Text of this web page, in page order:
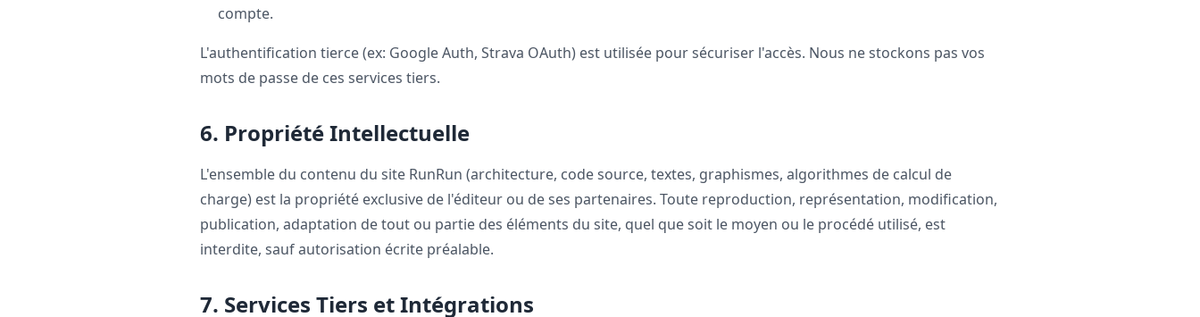
compte.
L'authentification tierce (ex: Google Auth, Strava OAuth) est utilisée pour sécuriser l'accès. Nous ne stockons pas vos
mots de passe de ces services tiers.
6. Propriété Intellectuelle
L'ensemble du contenu du site RunRun (architecture, code source, textes, graphismes, algorithmes de calcul de
charge) est la propriété exclusive de l'éditeur ou de ses partenaires. Toute reproduction, représentation, modification,
publication, adaptation de tout ou partie des éléments du site, quel que soit le moyen ou le procédé utilisé, est
interdite, sauf autorisation écrite préalable.
7. Services Tiers et Intégrations